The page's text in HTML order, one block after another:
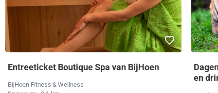
Entreeticket Boutique Spa van BijHoen
BijHoen Fitness & Wellness
en